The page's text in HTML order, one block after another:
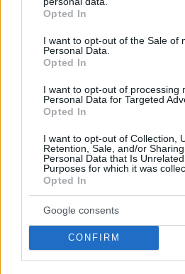
grant or deny consent to Google
use your data for below specified
consent section.
Opted In
I want to opt-out of the Sale of
Personal Data.
Opted In
I want to opt-out of processing
Personal Data for Targeted
Opted In
I want to opt-out of Collection,
Retention, Sale, and/or
Personal Data that Is
Purposes for which it was
Opted In
Google consents
CONFIRM
ΡΟΗ ΕΙΔΗΣΕΩΝ
Ειδήσεις Δημοφιλή
έπειτα από τριετή μάχη με
πριν 12 λεπτά
Γαρίδες γιουβέτσι λεμονάτο
πριν μία ώρα
«Έγκλημα πολέμου» ο
σκότωσε δημοσιογράφο στον
τρεις ΜΚΟ